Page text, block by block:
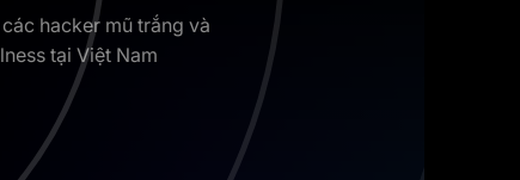
hacker mũ trắng và
tại Việt Nam